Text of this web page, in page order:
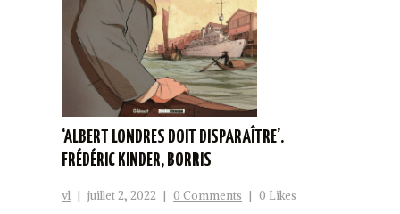
‘ALBERT LONDRES DOIT DISPARAÎTRE’.
FRÉDÉRIC KINDER, BORRIS
vl | juillet 2, 2022 | 0 Comments | 0 Likes